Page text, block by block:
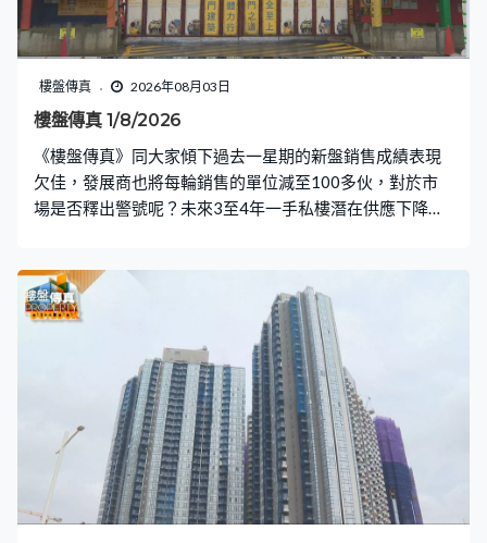
樓盤傳真 2026年08月03日
樓盤傳真 1/8/2026
《樓盤傳真》同大家傾下過去一星期的新盤銷售成績表現
欠佳，發展商也將每輪銷售的單位減至100多伙，對於市
場是否釋出警號呢？未來3至4年一手私樓潛在供應下降至
估值上限20%，每呎樓面地價9,362元，地價已佔建築成本
一大部分，未來市區更新未必能順利運作。隨時長沙灣大
型新盤叡璟展開銷售部署，〈入屋睇樓〉會帶大家了解當
區二手市況，會到西九「四小龍」當中的碧海藍天，參觀
一間494平方呎的兩房放盤，業主叫價838萬元。踏入暑期
租期旺季，大學校園附近區內尤其受歡迎，例如今集〈業
主新睇驗〉所在的西營盤區，會驗收半山名滙的一房，看
看單位質素可否立即出租。〈設計廊〉是一位男戶主居住
的400平方呎新盤單位，希望可以有更多展示空間。